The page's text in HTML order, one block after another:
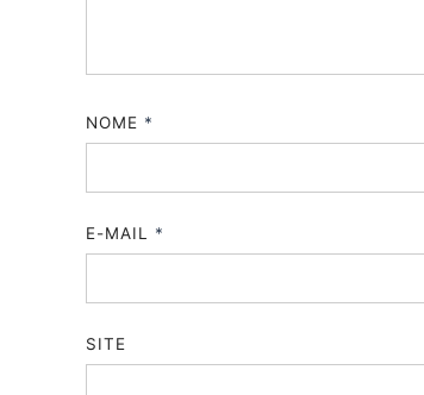
NOME *
E-MAIL *
SITE